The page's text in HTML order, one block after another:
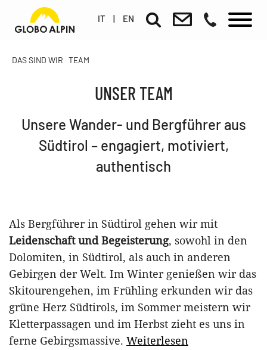
IT | EN
DAS SIND WIR TEAM
UNSER TEAM
Unsere Wander- und Bergführer aus
Südtirol – engagiert, motiviert,
authentisch
Als Bergführer in Südtirol gehen wir mit
Leidenschaft und Begeisterung, sowohl in den
Dolomiten, in Südtirol, als auch in anderen
Gebirgen der Welt. Im Winter genießen wir das
Skitourengehen, im Frühling erkunden wir das
grüne Herz Südtirols, im Sommer meistern wir
Kletterpassagen und im Herbst zieht es uns in
ferne Gebirgsmassive. Weiterlesen